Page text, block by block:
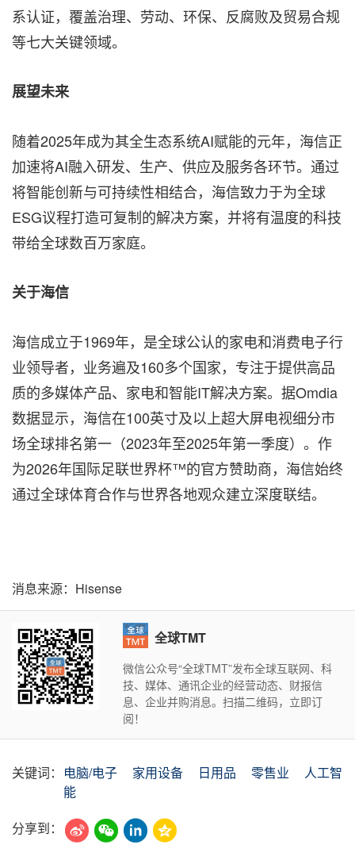
系认证，覆盖治理、劳动、环保、反腐败及贸易合规
等七大关键领域。
展望未来
随着2025年成为其全生态系统AI赋能的元年，海信正
加速将AI融入研发、生产、供应及服务各环节。通过
将智能创新与可持续性相结合，海信致力于为全球
ESG议程打造可复制的解决方案，并将有温度的科技
带给全球数百万家庭。
关于海信
海信成立于1969年，是全球公认的家电和消费电子行
业领导者，业务遍及160多个国家，专注于提供高品
质的多媒体产品、家电和智能IT解决方案。据Omdia
数据显示，海信在100英寸及以上超大屏电视细分市
场全球排名第一（2023年至2025年第一季度）。作
为2026年国际足联世界杯™的官方赞助商，海信始终
通过全球体育合作与世界各地观众建立深度联结。
消息来源：Hisense
全球TMT
微信公众号“全球TMT”发布全球互联网、科
技、媒体、通讯企业的经营动态、财报信
息、企业并购消息。扫描二维码，立即订
阅！
关键词： 电脑/电子 家用设备 日用品 零售业
人工智
能
分享到：